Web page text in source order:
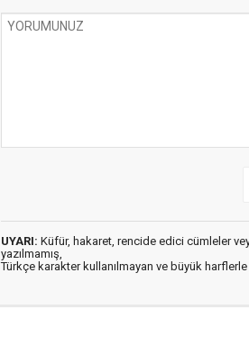
UYARI: Küfür, hakaret, rencide edici cümleler
yazılmamış,
Türkçe karakter kullanılmayan ve büyük